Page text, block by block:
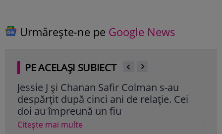
Urmărește-ne pe Google News
PE ACELAȘI SUBIECT
Jessie J și Chanan Safir Colman s-au
despărțit după cinci ani de relație. Cei
doi au împreună un fiu
Citește mai multe